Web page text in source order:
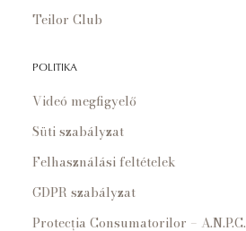
Teilor Club
POLITIKA
Videó megfigyelő
Süti szabályzat
Felhasználási feltételek
GDPR szabályzat
Protecția Consumatorilor – A.N.P.C.